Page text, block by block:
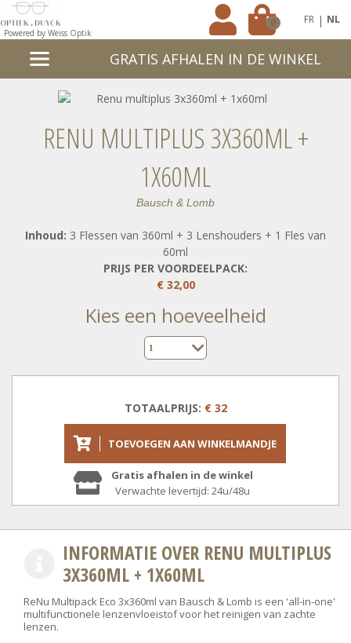
Powered by Weiss Optik
0 FR | NL
GRATIS AFHALEN IN DE WINKEL
RENU MULTIPLUS 3X360ML +
1X60ML
Bausch & Lomb
Inhoud: 3 Flessen van 360ml + 3 Lenshouders + 1 Fles van
60ml
PRIJS PER VOORDEELPACK:
€ 32,00
kies een hoeveelheid
1
TOTAALPRIJS: € 32
TOEVOEGEN AAN WINKELMANDJE
Gratis afhalen in de winkel
Verwachte levertijd: 24u/48u
INFORMATIE OVER RENU MULTIPLUS
3X360ML + 1X60ML
ReNu Multipack Eco 3x360ml van Bausch & Lomb is een 'all-in-one'
multifunctionele lenzenvloeistof voor het reinigen van zachte
lenzen.